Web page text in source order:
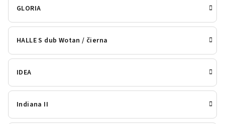
GLORIA
HALLE S dub Wotan / čierna
IDEA
Indiana II